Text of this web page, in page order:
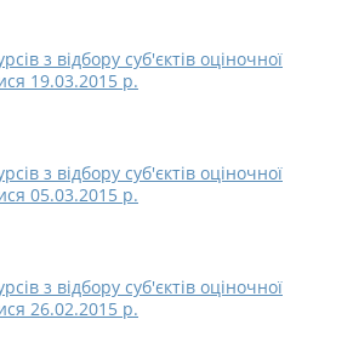
з відбору суб'єктів оціночної
19.03.2015 р.
з відбору суб'єктів оціночної
05.03.2015 р.
з відбору суб'єктів оціночної
26.02.2015 р.